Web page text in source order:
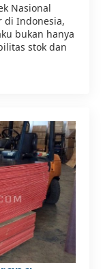
Nasional
di Indonesia,
bukan hanya
stok dan